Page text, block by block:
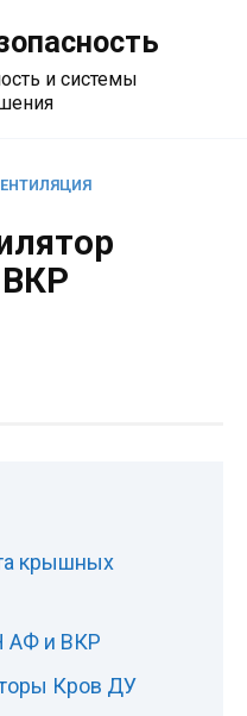
и системы
крышных
АФ и ВКР
Кров ДУ